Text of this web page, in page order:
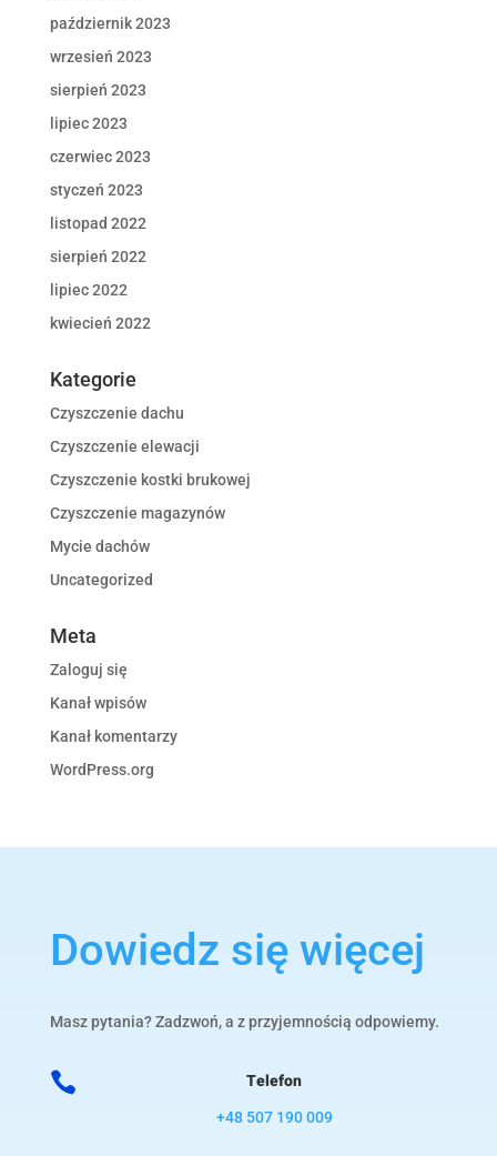
październik 2023
wrzesień 2023
sierpień 2023
lipiec 2023
czerwiec 2023
styczeń 2023
listopad 2022
sierpień 2022
lipiec 2022
kwiecień 2022
Kategorie
Czyszczenie dachu
Czyszczenie elewacji
Czyszczenie kostki brukowej
Czyszczenie magazynów
Mycie dachów
Uncategorized
Meta
Zaloguj się
Kanał wpisów
Kanał komentarzy
WordPress.org
Dowiedz się więcej
Masz pytania? Zadzwoń, a z przyjemnością odpowiemy.
 Telefon
+48 507 190 009